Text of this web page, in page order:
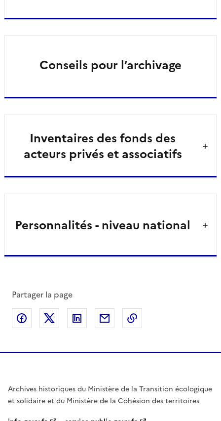
Conseils pour l’archivage
Inventaires des fonds des
acteurs privés et associatifs
Personnalités - niveau national
Partager la page
Partager sur Facebook
Partager sur XPartager sur LinkedIn
Partager par email
Archives historiques du Ministère de la Transition écologique
et solidaire et du Ministère de la Cohésion des territoires